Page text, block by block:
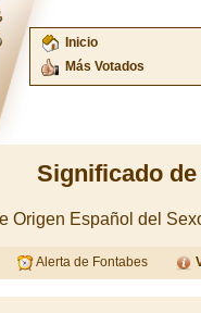
Inicio
Más Votados
Significado
Origen Español del
Alerta de Fontabes